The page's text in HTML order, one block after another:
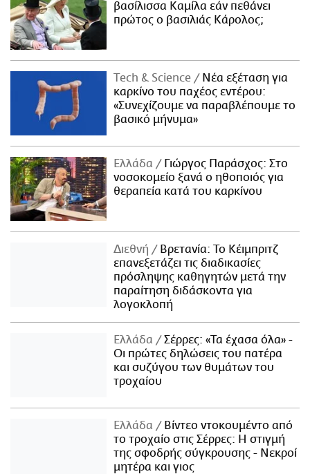
βασίλισσα Καμίλα εάν πεθάνει
πρώτος ο βασιλιάς Κάρολος;
Τech & Science
Νέα εξέταση για
καρκίνο του παχέος εντέρου:
«Συνεχίζουμε να παραβλέπουμε το
βασικό μήνυμα»
Ελλάδα
Γιώργος Παράσχος: Στο
νοσοκομείο ξανά ο ηθοποιός για
θεραπεία κατά του καρκίνου
Διεθνή
Βρετανία: Το Κέιμπριτζ
επανεξετάζει τις διαδικασίες
πρόσληψης καθηγητών μετά την
παραίτηση διδάσκοντα για
λογοκλοπή
Ελλάδα
Σέρρες: «Τα έχασα όλα» -
Οι πρώτες δηλώσεις του πατέρα
και συζύγου των θυμάτων του
τροχαίου
Ελλάδα
Βίντεο ντοκουμέντο από
το τροχαίο στις Σέρρες: Η στιγμή
της σφοδρής σύγκρουσης - Νεκροί
μητέρα και γιος